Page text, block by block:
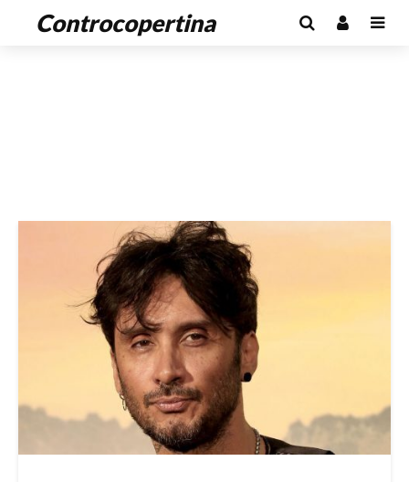
Controcopertina